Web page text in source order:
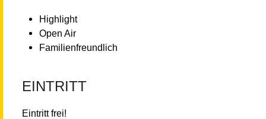
Highlight
Open Air
Familienfreundlich
EINTRITT
Eintritt frei!